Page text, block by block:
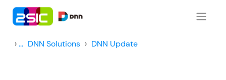
Zum Inhalt springen
›... DNN Solutions › DNN Update